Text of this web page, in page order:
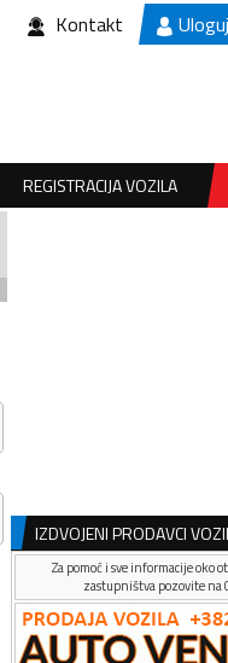
Kontakt
REGISTRACIJA VOZILA
IZDVOJENI PRODAVCI
Za pomoć i sve informacije oko
zastupništva pozovite